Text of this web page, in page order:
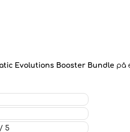
Evolutions Booster Bundle på